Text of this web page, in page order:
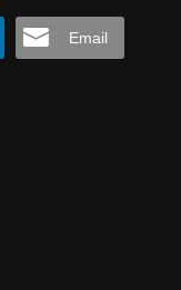
Email